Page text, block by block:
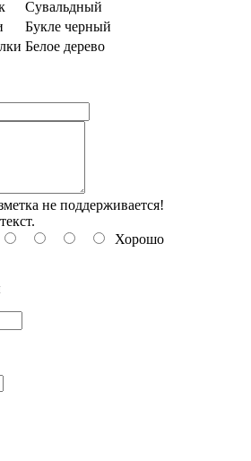
Сувальдный
Букле черный
Белое дерево
не поддерживается!
Хорошо